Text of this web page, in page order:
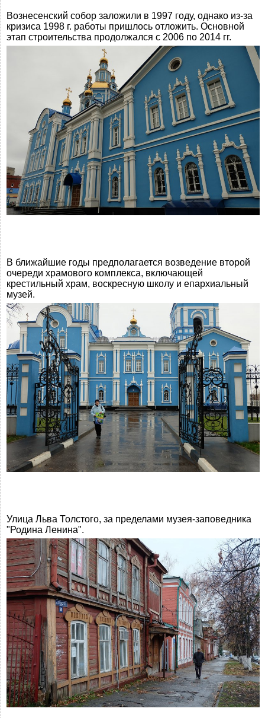
Вознесенский собор заложили в 1997 году, однако из-за
кризиса 1998 г. работы пришлось отложить. Основной
этап строительства продолжался с 2006 по 2014 гг.
В ближайшие годы предполагается возведение второй
очереди храмового комплекса, включающей
крестильный храм, воскресную школу и епархиальный
музей.
Улица Льва Толстого, за пределами музея-заповедника
"Родина Ленина".